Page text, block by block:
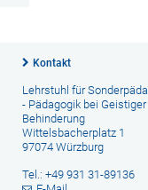
Kontakt
Lehrstuhl für
- Pädagogik bei Geistiger
Behinderung
Wittelsbacherplatz 1
97074 Würzburg
Tel.: +49 931 31-89136